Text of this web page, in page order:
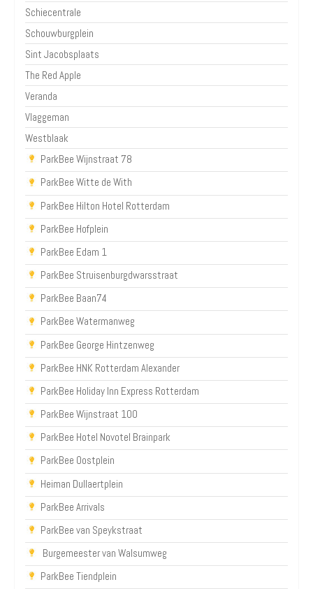
Schiecentrale
Schouwburgplein
Sint Jacobsplaats
The Red Apple
Veranda
Vlaggeman
Westblaak
ParkBee Wijnstraat 78
ParkBee Witte de With
ParkBee Hilton Hotel Rotterdam
ParkBee Hofplein
ParkBee Edam 1
ParkBee Struisenburgdwarsstraat
ParkBee Baan74
ParkBee Watermanweg
ParkBee George Hintzenweg
ParkBee HNK Rotterdam Alexander
ParkBee Holiday Inn Express Rotterdam
ParkBee Wijnstraat 100
ParkBee Hotel Novotel Brainpark
ParkBee Oostplein
Heiman Dullaertplein
ParkBee Arrivals
ParkBee van Speykstraat
Burgemeester van Walsumweg
ParkBee Tiendplein